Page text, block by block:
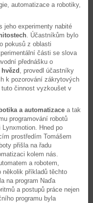
automatizace a robotiky,
jeho experimenty nabité
. Účastníkům bylo
pokusů z oblasti
části se slova
přednášku o
, provedl účastníky
k pozorování zákrytových
činnost vyzkoušet v
a automatizace a tak
programování robotů
Hned po
prostředím Tomášem
přišla na řadu
kolem nás.
a robotem,
několik příkladů těchto
na program Naďa
a postupů práce nejen
programu byla